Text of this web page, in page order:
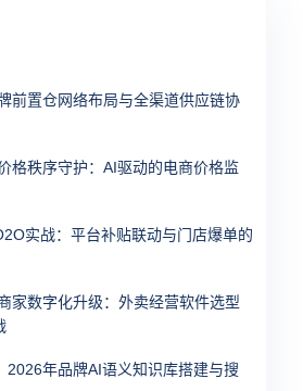
前置仓网络布局与全渠道供应链协
格秩序守护：AI驱动的电商价格监
实战：平台补贴联动与门店爆单的
家数字化升级：外卖经营软件选型
2026年品牌AI语义知识库搭建与搜